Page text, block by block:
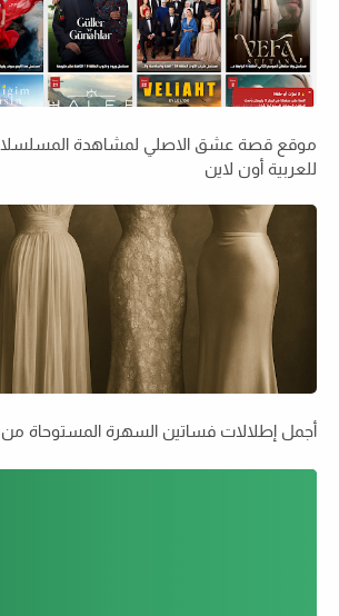
موقع قصة عشق الاصلي لمشاهدة
للعربية أون لاين
أجمل إطلالات فساتين السهرة المستوحاة من